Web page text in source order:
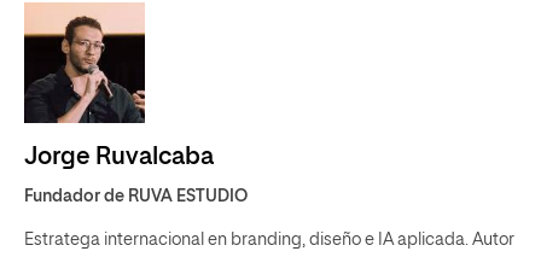
Jorge Ruvalcaba
Fundador de RUVA ESTUDIO
Estratega internacional en branding, diseño e IA aplicada. Autor